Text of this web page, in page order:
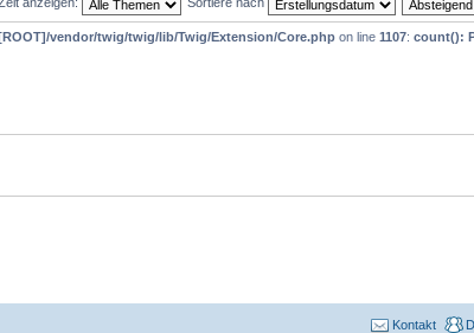
vendor/twig/twig/lib/Twig/Extension/Core.php on line 1107: count():
Kontakt